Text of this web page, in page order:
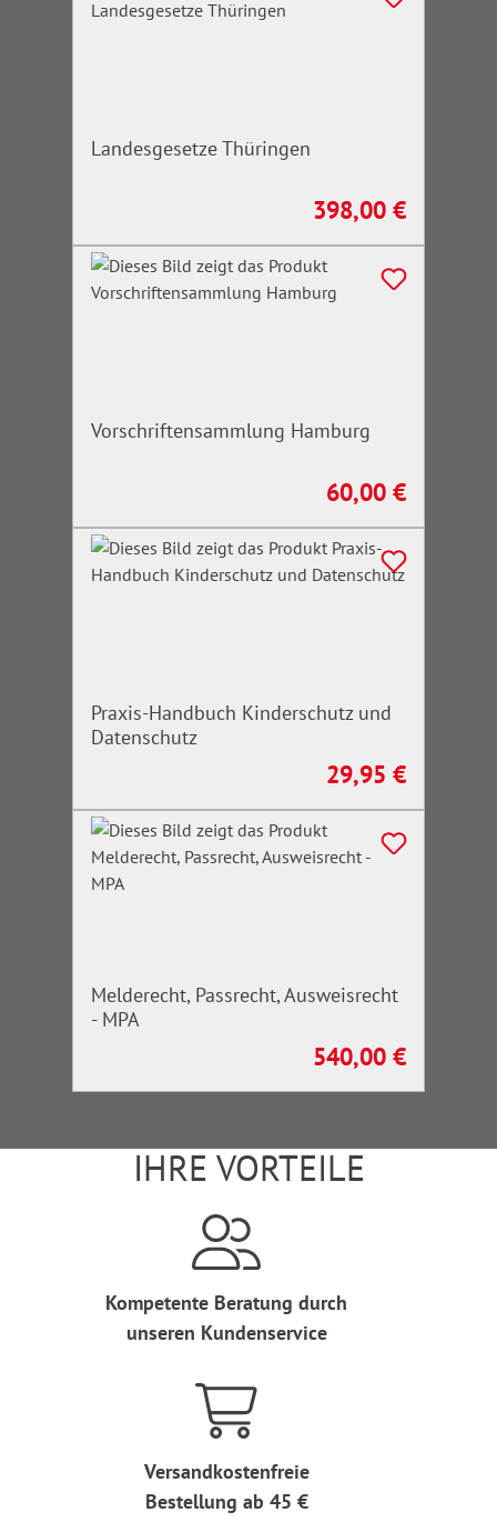
Landesgesetze Thüringen
Regulärer Preis:
398,00 €
Vorschriftensammlung Hamburg
Regulärer Preis:
60,00 €
Praxis-Handbuch Kinderschutz und
Datenschutz
Regulärer Preis:
29,95 €
Melderecht, Passrecht, Ausweisrecht
- MPA
Regulärer Preis:
540,00 €
IHRE VORTEILE
Kompetente Beratung durch
unseren Kundenservice
Versandkostenfreie
Bestellung ab 45 €